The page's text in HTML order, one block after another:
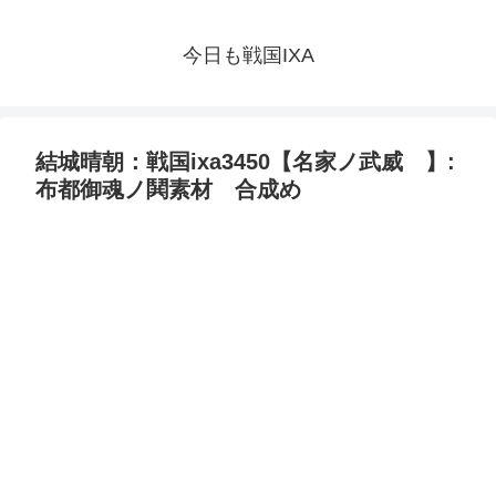
今日も戦国IXA
結城晴朝：戦国ixa3450【名家ノ武威 】:
布都御魂ノ鬨素材 合成め